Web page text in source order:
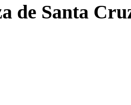
de Santa